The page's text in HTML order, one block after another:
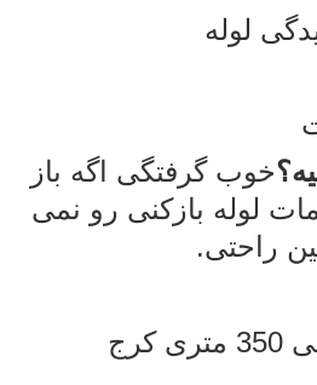
لوله
خوب گرفتگی اگه باز
لوله بازکنی رو نمی
راحتی.